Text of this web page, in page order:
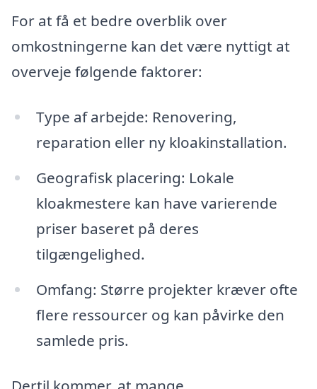
For at få et bedre overblik over
omkostningerne kan det være nyttigt at
overveje følgende faktorer:
Type af arbejde: Renovering,
reparation eller ny kloakinstallation.
Geografisk placering: Lokale
kloakmestere kan have varierende
priser baseret på deres
tilgængelighed.
Omfang: Større projekter kræver ofte
flere ressourcer og kan påvirke den
samlede pris.